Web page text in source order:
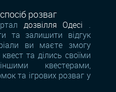
розваг
дозвілля Одесі .
та залишити відгук
ви маєте змогу
та ділись своїми
квестерами,
та ігрових розваг у